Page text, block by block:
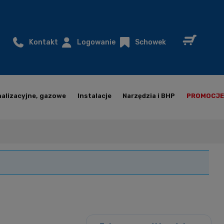
Kontakt Logowanie Schowek
gazowe Instalacje Narzędzia i BHP PROMOCJE